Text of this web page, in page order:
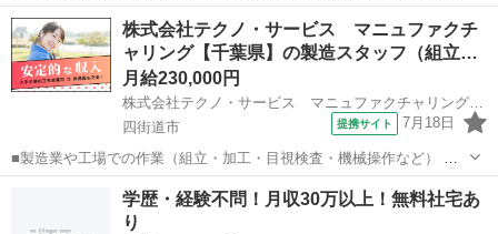
造補助ワーク！／ 空調完備＆チーム作業で、はじめての方も安心スタ
ート♪ 🛠お仕事内容 🔹 電子部品を製造する機械の操作、サポート 🔹
材料の...
千葉 四街道市 機械 電子部品
株式会社テクノ・サービス マニュファクチ
ャリング【千葉県】の製造スタッフ（組立…
月給230,000円
株式会社テクノ・サービス マニュファクチャリング【千葉県】
四街道市
提携サイト 7月18日
■製造業や工場での作業（組立・加工・目視検査・機械操作など） 具
体的には・・・ 製品に不備がないか目視チェック 部品を機械にセット
してボタン操作などなど 複雑な作業や力仕事はほとんどなく覚えやす
いものばかり！ 未経験の方...
四街道市 倉庫管理
学歴・経験不問！月収30万以上！無料社宅あ
り